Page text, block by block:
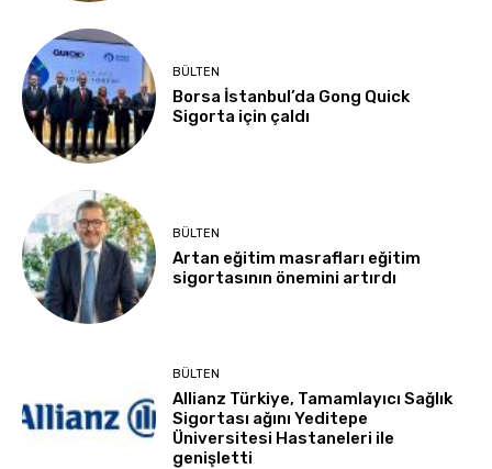
BÜLTEN
Borsa İstanbul’da Gong Quick
Sigorta için çaldı
BÜLTEN
Artan eğitim masrafları eğitim
sigortasının önemini artırdı
BÜLTEN
Allianz Türkiye, Tamamlayıcı Sağlık
Sigortası ağını Yeditepe
Üniversitesi Hastaneleri ile
genişletti